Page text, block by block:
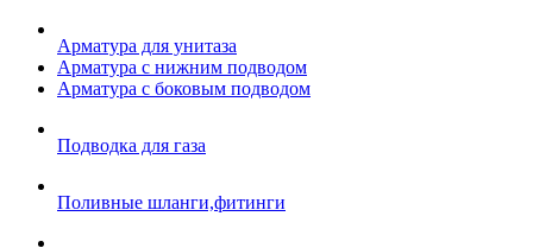
Арматура для унитаза
Арматура с нижним подводом
Арматура с боковым подводом
Подводка для газа
Поливные шланги,фитинги